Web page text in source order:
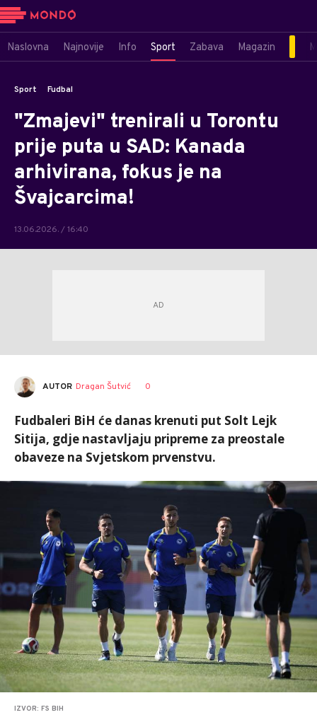
Naslovna Najnovije Info Sport Zabava Magazin
Sport Fudbal
"Zmajevi" trenirali u Torontu
prije puta u SAD: Kanada
arhivirana, fokus je na
Švajcarcima!
13.06.2026. / 16:40
AUTOR Dragan Šutvić 0
Fudbaleri BiH će danas krenuti put Solt Lejk
Sitija, gdje nastavljaju pripreme za preostale
obaveze na Svjetskom prvenstvu.
IZVOR: FS BIH